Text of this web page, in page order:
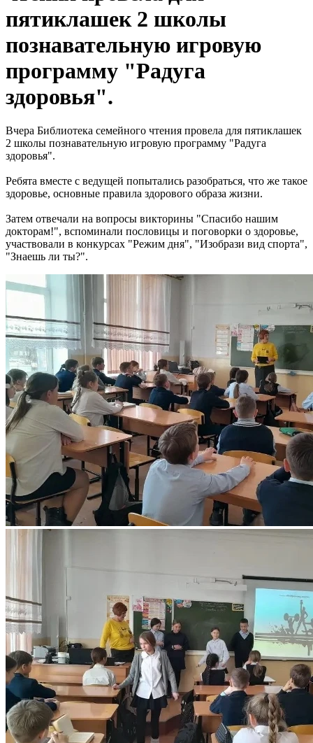
пятиклашек 2 школы
познавательную игровую
программу "Радуга
здоровья".
Вчера Библиотека семейного чтения провела для пятиклашек
2 школы познавательную игровую программу "Радуга
здоровья".
Ребята вместе с ведущей попытались разобраться, что же такое
здоровье, основные правила здорового образа жизни.
Затем отвечали на вопросы викторины "Спасибо нашим
докторам!", вспоминали пословицы и поговорки о здоровье,
участвовали в конкурсах "Режим дня", "Изобрази вид спорта",
"Знаешь ли ты?".